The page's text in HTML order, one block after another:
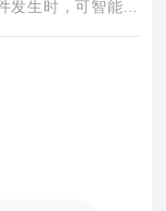
生时，可智能识
进行语音干预，相
情况，形成监督闭